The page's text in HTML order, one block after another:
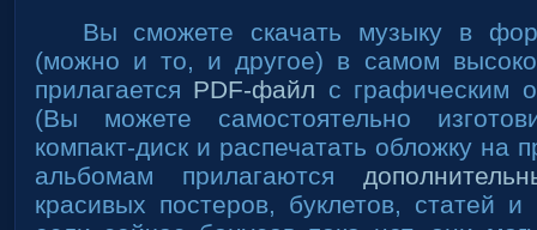
Вы сможете скачать музыку в
(можно и то, и другое) в самом
прилагается PDF-файл с графическим
(Вы можете самостоятельно
компакт-диск и распечатать обложку на
альбомам прилагаются
красивых постеров, буклетов, статей